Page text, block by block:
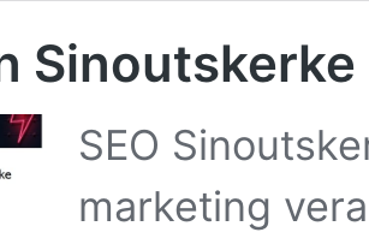
Sinoutskerke
SEO
marketing